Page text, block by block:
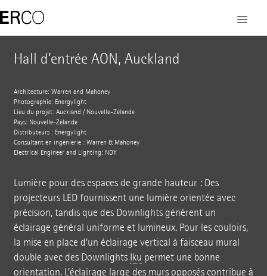
Hall d’entrée AON, Auckland
Architecture: Warren and Mahoney
Photographie: Energylight
Lieu du projet: Auckland / Nouvelle-Zélande
Pays: Nouvelle-Zélande
Distributeurs : Energylight
Consultant en ingénierie : Warren & Mahoney
Electrical Engineer and Lighting: NDY
Lumière pour des espaces de grande hauteur : Des
projecteurs LED fournissent une lumière orientée avec
précision, tandis que des Downlights génèrent un
éclairage général uniforme et lumineux. Pour les couloirs,
la mise en place d’un éclairage vertical à faisceau mural
double avec des Downlights Iku permet une bonne
orientation. L’éclairage large des murs opposés contribue à